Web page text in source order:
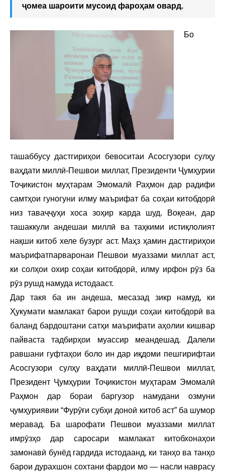
ҷомеа шароити мусоид фароҳам овард.
Бо
ташаббусу дастгириҳои бевоситаи Асосгузори сулҳу
ваҳдати миллӣ-Пешвои миллат, Президенти Ҷумҳурии
Тоҷикистон муҳтарам Эмомалӣ Раҳмон дар радифи
самтҳои гуногуни илму маърифат ба соҳаи китобдорӣ
низ таваҷҷуҳи хоса зоҳир карда шуд. Воқеан, дар
ташаккули андешаи миллӣ ва таҳкими истиқлолият
нақши китоб хеле бузург аст. Маҳз ҳамин дастгириҳои
маърифатпарваронаи Пешвои муаззами миллат аст,
ки солҳои охир соҳаи китобдорӣ, илму ирфон рӯз ба
рӯз рушд намуда истодааст.
Дар такя ба ин андеша, месазад зикр намуд, ки
Ҳукумати мамлакат барои рушди соҳаи китобдорӣ ва
баланд бардоштани сатҳи маърифати аҳолии кишвар
пайваста тадбирҳои муассир меандешад. Далели
равшани гуфтаҳои боло ин дар иқдоми пешгирифтаи
Асосгузори сулҳу ваҳдати миллӣ-Пешвои миллат,
Президент Ҷумҳурии Тоҷикистон муҳтарам Эмомалӣ
Раҳмон дар бораи баргузор намудани озмуни
ҷумҳуриявии “Фурӯғи субҳи доноӣ китоб аст” ба шумор
меравад. Ба шарофати Пешвои муаззами миллат
имрӯзҳо дар саросари мамлакат китобхонаҳои
замонавӣ бунёд гардида истодаанд, ки танҳо ва танҳо
барои дурахшон сохтани фардои мо — насли наврасу